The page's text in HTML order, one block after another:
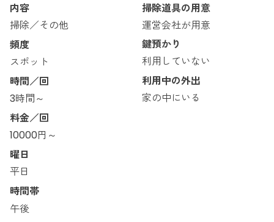
内容
掃除／その他
頻度
スポット
時間／回
3時間～
料金／回
10000円～
曜日
平日
時間帯
午後
掃除道具の用意
運営会社が用意
鍵預かり
利用していない
利用中の外出
家の中にいる